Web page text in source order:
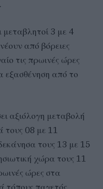
μεταβλητοί 3 με 4
από βόρειες
τις πρωινές ώρες
εξασθένηση από το
αξιόλογη μεταβολή
τους 08 με 11
τους 13 με 15
χώρα τους 11
ώρες στα